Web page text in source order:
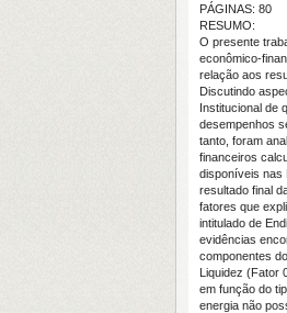
PÁGINAS: 80
RESUMO:
O presente
econômico-
relação aos
Discutindo
Institucional de
desempenhos
tanto, foram
financeiros
disponíveis nas
resultado final
fatores que
intitulado de
evidências
componentes
Liquidez (Fator
em função do
energia não